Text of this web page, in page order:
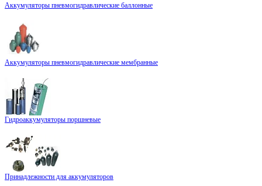
Аккумуляторы пневмогидравлические баллонные
Аккумуляторы пневмогидравлические мембранные
Гидроаккумуляторы поршневые
Принадлежности для аккумуляторов